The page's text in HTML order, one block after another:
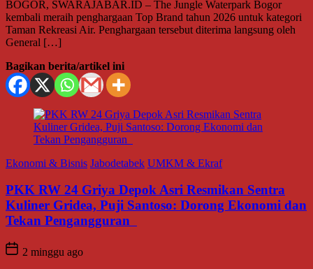
BOGOR, SWARAJABAR.ID – The Jungle Waterpark Bogor
kembali meraih penghargaan Top Brand tahun 2026 untuk kategori
Taman Rekreasi Air. Penghargaan tersebut diterima langsung oleh
General […]
Bagikan berita/artikel ini
Ekonomi & Bisnis Jabodetabek UMKM & Ekraf
PKK RW 24 Griya Depok Asri Resmikan Sentra
Kuliner Gridea, Puji Santoso: Dorong Ekonomi dan
Tekan Pengangguran
2 minggu ago